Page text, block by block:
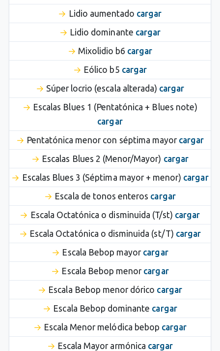
Lidio aumentado cargar
Lidio dominante cargar
Mixolidio b6 cargar
Eólico b5 cargar
Súper locrio (escala alterada) cargar
Escalas Blues 1 (Pentatónica + Blues note)
cargar
Pentatónica menor con séptima mayor cargar
Escalas Blues 2 (Menor/Mayor) cargar
Escalas Blues 3 (Séptima mayor + menor) cargar
Escala de tonos enteros cargar
Escala Octatónica o disminuida (T/st) cargar
Escala Octatónica o disminuida (st/T) cargar
Escala Bebop mayor cargar
Escala Bebop menor cargar
Escala Bebop menor dórico cargar
Escala Bebop dominante cargar
Escala Menor melódica bebop cargar
Escala Mayor armónica cargar